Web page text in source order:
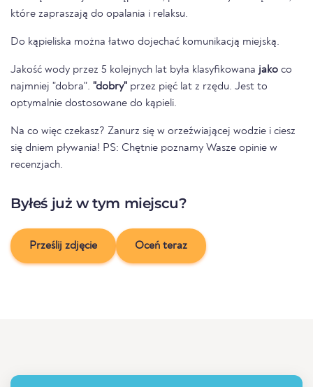
które zapraszają do opalania i relaksu.
Do kąpieliska można łatwo dojechać komunikacją miejską.
Jakość wody przez 5 kolejnych lat była klasyfikowana jako co
najmniej "dobra". "dobry" przez pięć lat z rzędu. Jest to
optymalnie dostosowane do kąpieli.
Na co więc czekasz? Zanurz się w orzeźwiającej wodzie i ciesz
się dniem pływania! PS: Chętnie poznamy Wasze opinie w
recenzjach.
Byłeś już w tym miejscu?
Prześlij zdjęcie Oceń teraz